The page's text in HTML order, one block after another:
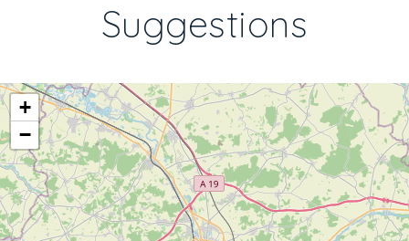
Suggestions
+
−